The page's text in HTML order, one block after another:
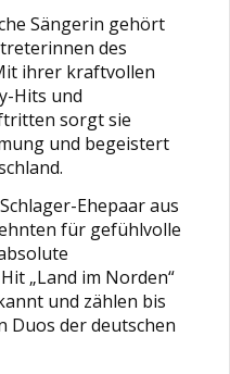
Sängerin gehört
des
ihrer kraftvollen
Hits und
sorgt sie
und begeistert
Ehepaar aus
für gefühlvolle
„Land im Norden“
und zählen bis
Duos der deutschen